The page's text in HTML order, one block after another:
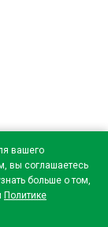
вашего
вы соглашаетесь
больше о том,
Политике